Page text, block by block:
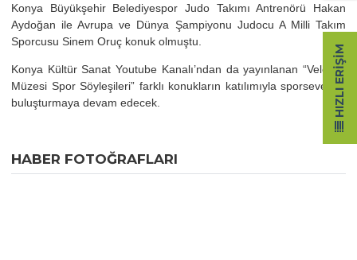
Konya Büyükşehir Belediyespor Judo Takımı Antrenörü Hakan
Aydoğan ile Avrupa ve Dünya Şampiyonu Judocu A Milli Takım
Sporcusu Sinem Oruç konuk olmuştu.
Konya Kültür Sanat Youtube Kanalı’ndan da yayınlanan “Velespit
Müzesi Spor Söyleşileri” farklı konukların katılımıyla sporseverleri
buluşturmaya devam edecek.
HABER FOTOĞRAFLARI
HIZLI ERIŞIM